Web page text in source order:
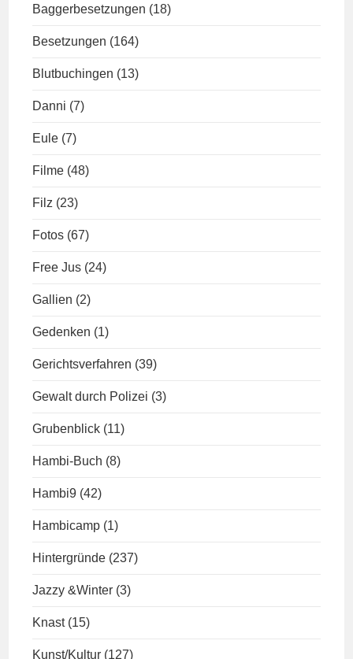
Baggerbesetzungen (18)
Besetzungen (164)
Blutbuchingen (13)
Danni (7)
Eule (7)
Filme (48)
Filz (23)
Fotos (67)
Free Jus (24)
Gallien (2)
Gedenken (1)
Gerichtsverfahren (39)
Gewalt durch Polizei (3)
Grubenblick (11)
Hambi-Buch (8)
Hambi9 (42)
Hambicamp (1)
Hintergründe (237)
Jazzy &Winter (3)
Knast (15)
Kunst/Kultur (127)